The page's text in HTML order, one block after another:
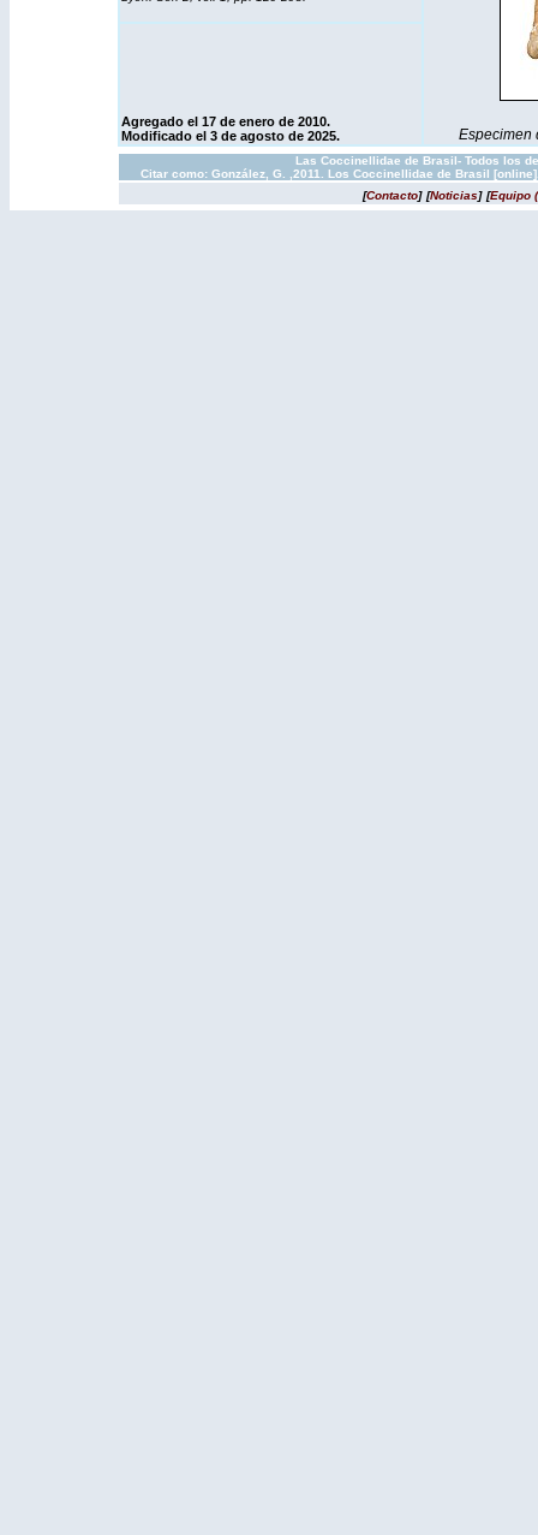
Especimen
Agregado el 17 de enero de 2010.
Modificado el 3 de agosto de 2025.
Las Coccinellidae de Brasil- Todos los
Citar como: González, G. ,2011. Los Coccinellidae de Brasil
[Contacto] [Noticias] [Equipo